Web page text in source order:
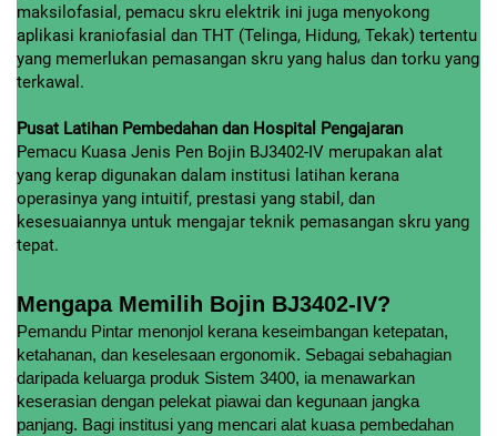
maksilofasial, pemacu skru elektrik ini juga menyokong
aplikasi kraniofasial dan THT (Telinga, Hidung, Tekak) tertentu
yang memerlukan pemasangan skru yang halus dan torku yang
terkawal.
Pusat Latihan Pembedahan dan Hospital Pengajaran
Pemacu Kuasa Jenis Pen Bojin BJ3402-IV merupakan alat
yang kerap digunakan dalam institusi latihan kerana
operasinya yang intuitif, prestasi yang stabil, dan
kesesuaiannya untuk mengajar teknik pemasangan skru yang
tepat.
Mengapa Memilih Bojin BJ3402-IV?
Pemandu Pintar menonjol kerana keseimbangan ketepatan,
ketahanan, dan keselesaan ergonomik. Sebagai sebahagian
daripada keluarga produk Sistem 3400, ia menawarkan
keserasian dengan pelekat piawai dan kegunaan jangka
panjang. Bagi institusi yang mencari alat kuasa pembedahan